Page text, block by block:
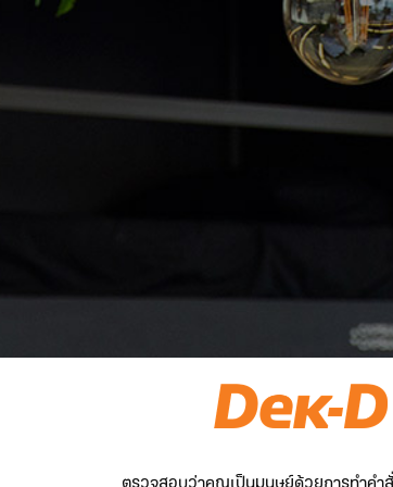
ตรวจสอบว่าคุณเป็นมนุษย์ด้วยการทำคำสั่